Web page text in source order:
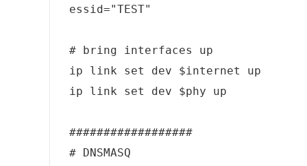
essid="TEST"
# bring interfaces up
ip link set dev $internet up
ip link set dev $phy up
##################
# DNSMASQ